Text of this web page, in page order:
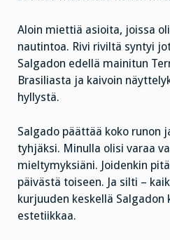
Aloin miettiä asioita, joissa
nautintoa. Rivi riviltä syntyi
Salgadon edellä mainitun
Brasiliasta ja kaivoin
hyllystä.
Salgado päättää koko runon
tyhjäksi. Minulla olisi varaa
mieltymyksiäni. Joidenkin
päivästä toiseen. Ja silti –
kurjuuden keskellä Salgadon
estetiikkaa.